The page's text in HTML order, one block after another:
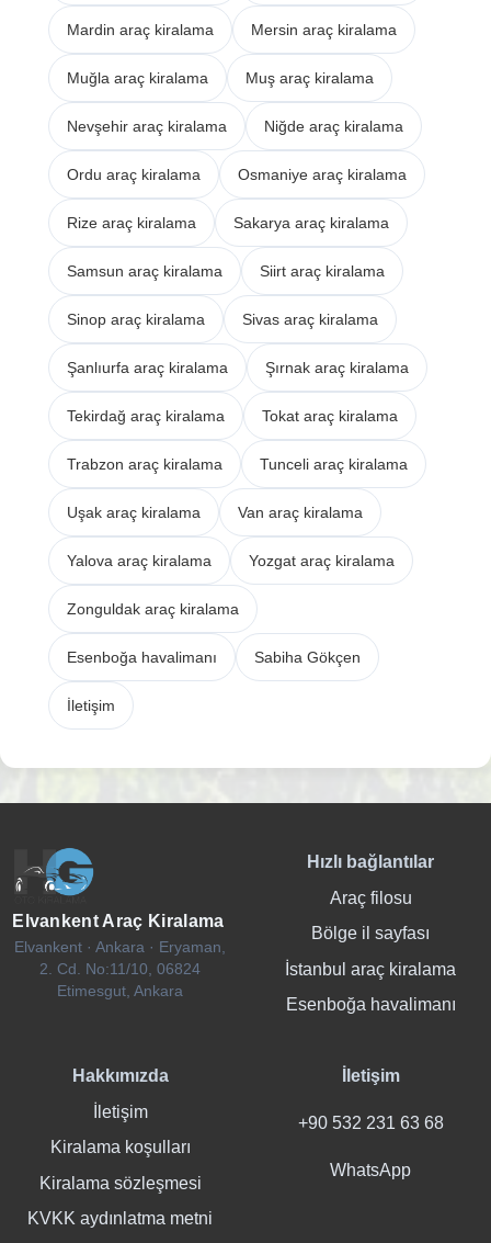
Mardin araç kiralama Mersin araç kiralama
Muğla araç kiralama Muş araç kiralama
Nevşehir araç kiralama Niğde araç kiralama
Ordu araç kiralama Osmaniye araç kiralama
Rize araç kiralama Sakarya araç kiralama
Samsun araç kiralama Siirt araç kiralama
Sinop araç kiralama Sivas araç kiralama
Şanlıurfa araç kiralama Şırnak araç kiralama
Tekirdağ araç kiralama Tokat araç kiralama
Trabzon araç kiralama Tunceli araç kiralama
Uşak araç kiralama Van araç kiralama
Yalova araç kiralama Yozgat araç kiralama
Zonguldak araç kiralama
Esenboğa havalimanı Sabiha Gökçen
İletişim
Elvankent Araç Kiralama
Elvankent · Ankara · Eryaman,
2. Cd. No:11/10, 06824
Etimesgut, Ankara
Hızlı bağlantılar
Araç filosu
Bölge il sayfası
İstanbul araç kiralama
Esenboğa havalimanı
Hakkımızda
İletişim
Kiralama koşulları
Kiralama sözleşmesi
KVKK aydınlatma metni
İletişim
+90 532 231 63 68
WhatsApp